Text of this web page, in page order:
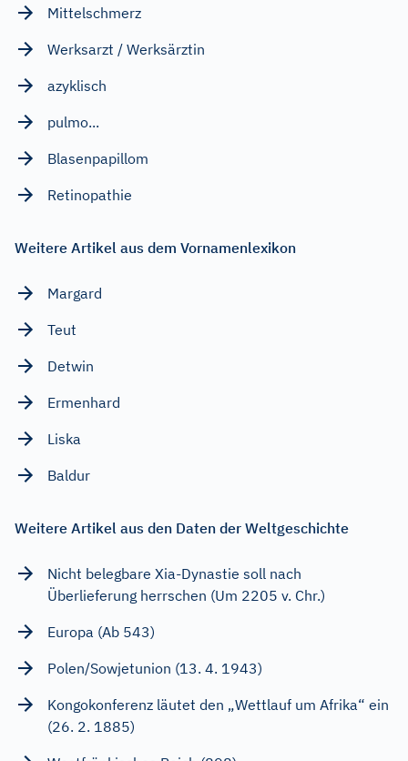
Mittelschmerz
Werksarzt / Werksärztin
azyklisch
pulmo...
Blasenpapillom
Retinopathie
Weitere Artikel aus dem Vornamenlexikon
Margard
Teut
Detwin
Ermenhard
Liska
Baldur
Weitere Artikel aus den Daten der Weltgeschichte
Nicht belegbare Xia-Dynastie soll nach
Überlieferung herrschen (Um 2205 v. Chr.)
Europa (Ab 543)
Polen/Sowjetunion (13. 4. 1943)
Kongokonferenz läutet den „Wettlauf um Afrika“ ein
(26. 2. 1885)